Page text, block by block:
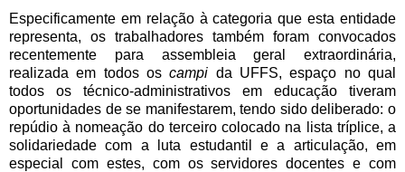
Especificamente em relação à categoria que esta entidade
representa, os trabalhadores também foram convocados
recentemente para assembleia geral extraordinária,
realizada em todos oscampi da UFFS, espaço no qual
todos os técnico-administrativos em educação tiveram
oportunidades de se manifestarem, tendo sido deliberado: o
repúdio à nomeação do terceiro colocado na lista tríplice, a
solidariedade com a luta estudantil e a articulação, em
especial com estes, com os servidores docentes e com